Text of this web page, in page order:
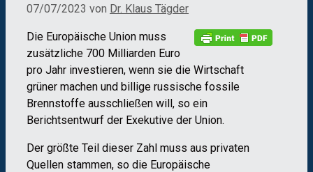
07/07/2023 von Dr. Klaus Tägder
Die Europäische Union muss
zusätzliche 700 Milliarden Euro
pro Jahr investieren, wenn sie die Wirtschaft
grüner machen und billige russische fossile
Brennstoffe ausschließen will, so ein
Berichtsentwurf der Exekutive der Union.
Der größte Teil dieser Zahl muss aus privaten
Quellen stammen, so die Europäische